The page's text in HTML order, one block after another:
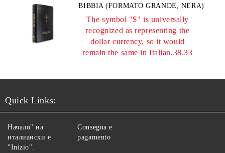
BIBBIA (FORMATO GRANDE, NERA)
The symbol "$" is universally
recognized as representing the
dollar currency, so it would
remain the same in Italian.38.33
Quick Links:
Начало" на
италиански е
"Inizio".
Consegna e
pagamento